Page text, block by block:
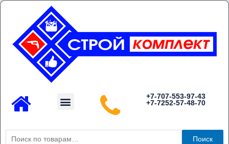
Перейти
содержимому
Menu
+7-707-553-97-43
+7-7252-57-48-70
Искать:
Поиск